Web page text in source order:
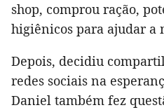
shop, comprou ração,
higiênicos para ajudar a
Depois, decidiu
redes sociais na
Daniel também fez